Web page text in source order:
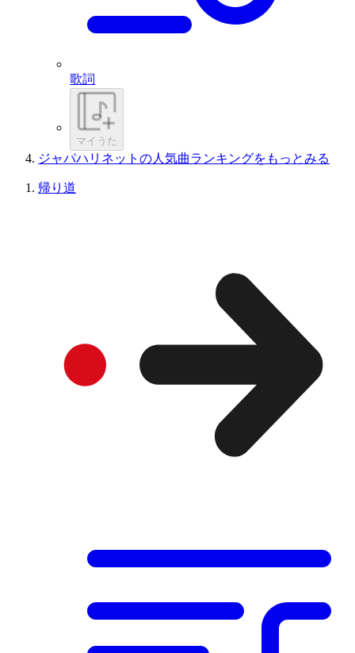
歌詞
マイうた
ジャパハリネットの人気曲ランキングをもっとみる
帰り道